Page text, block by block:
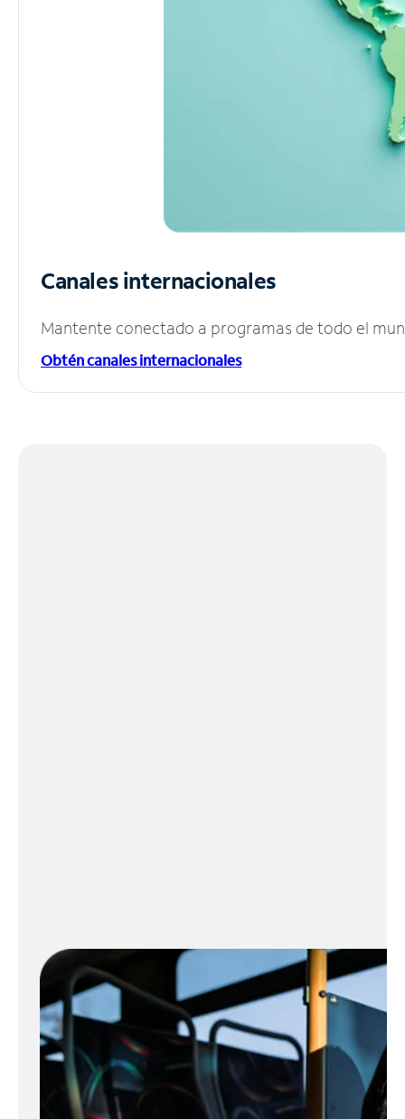
Canales internacionales
Mantente conectado a programas de todo el
Obtén canales internacionales